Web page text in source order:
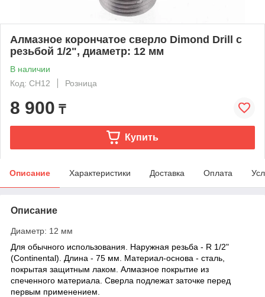
Алмазное корончатое сверло Dimond Drill с
резьбой 1/2", диаметр: 12 мм
В наличии
Код: CH12
Розница
8 900 ₸
Купить
Описание Характеристики Доставка Оплата
Описание
Диаметр: 12 мм
Для обычного использования. Наружная резьба - R 1/2"
(Continental). Длина - 75 мм. Материал-основа - сталь,
покрытая защитным лаком. Алмазное покрытие из
спеченного материала. Сверла подлежат заточке перед
первым применением.